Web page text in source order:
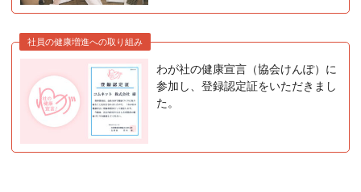
社員の健康増進への取り組み
わが社の健康宣言（協会けんぽ）に
参加し、登録認定証をいただきまし
た。